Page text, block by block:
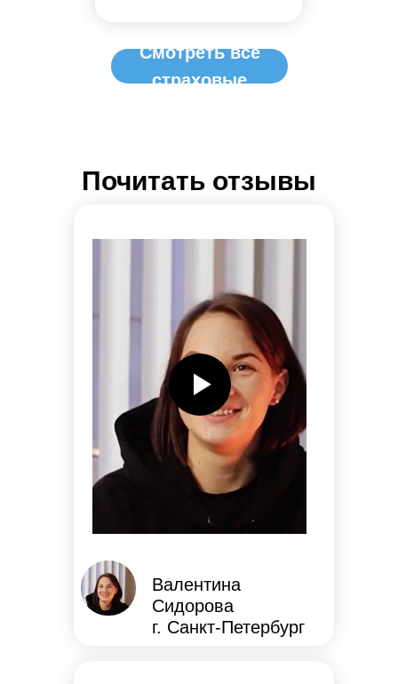
Смотреть все
страховые
Почитать отзывы
Валентина
Сидорова
г. Санкт-Петербург